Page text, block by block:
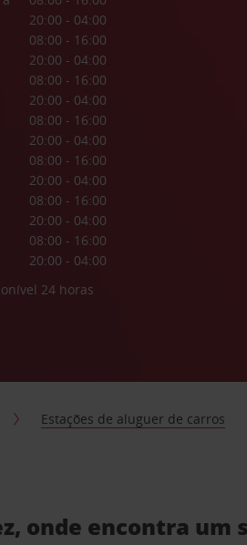
20:00 - 04:00
08:00 - 16:00
20:00 - 04:00
08:00 - 16:00
20:00 - 04:00
08:00 - 16:00
20:00 - 04:00
08:00 - 16:00
20:00 - 04:00
08:00 - 16:00
20:00 - 04:00
08:00 - 16:00
20:00 - 04:00
24 horas
Estações de aluguer de carros
onde encontra um